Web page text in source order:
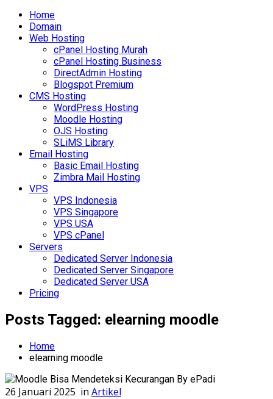
Home
Domain
Web Hosting
cPanel Hosting Murah
cPanel Hosting Business
DirectAdmin Hosting
Blogspot Premium
CMS Hosting
WordPress Hosting
Moodle Hosting
OJS Hosting
SLiMS Library
Email Hosting
Basic Email Hosting
Zimbra Mail Hosting
VPS
VPS Indonesia
VPS Singapore
VPS USA
VPS cPanel
Servers
Dedicated Server Indonesia
Dedicated Server Singapore
Dedicated Server USA
Pricing
Posts Tagged: elearning moodle
Home
elearning moodle
26 Januari 2025 in Artikel